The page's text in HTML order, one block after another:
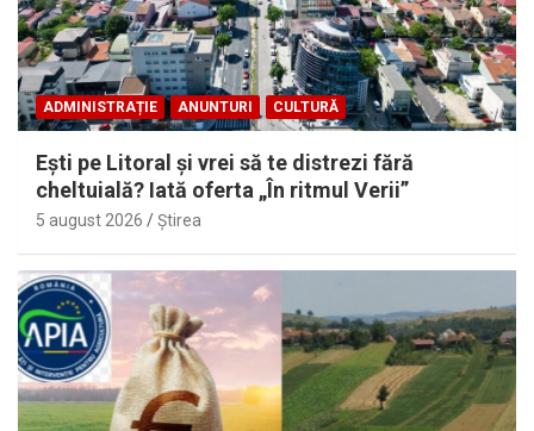
ADMINISTRAȚIE ANUNTURI CULTURĂ
Eşti pe Litoral şi vrei să te distrezi fără
cheltuială? Iată oferta „În ritmul Verii”
5 august 2026 Ştirea